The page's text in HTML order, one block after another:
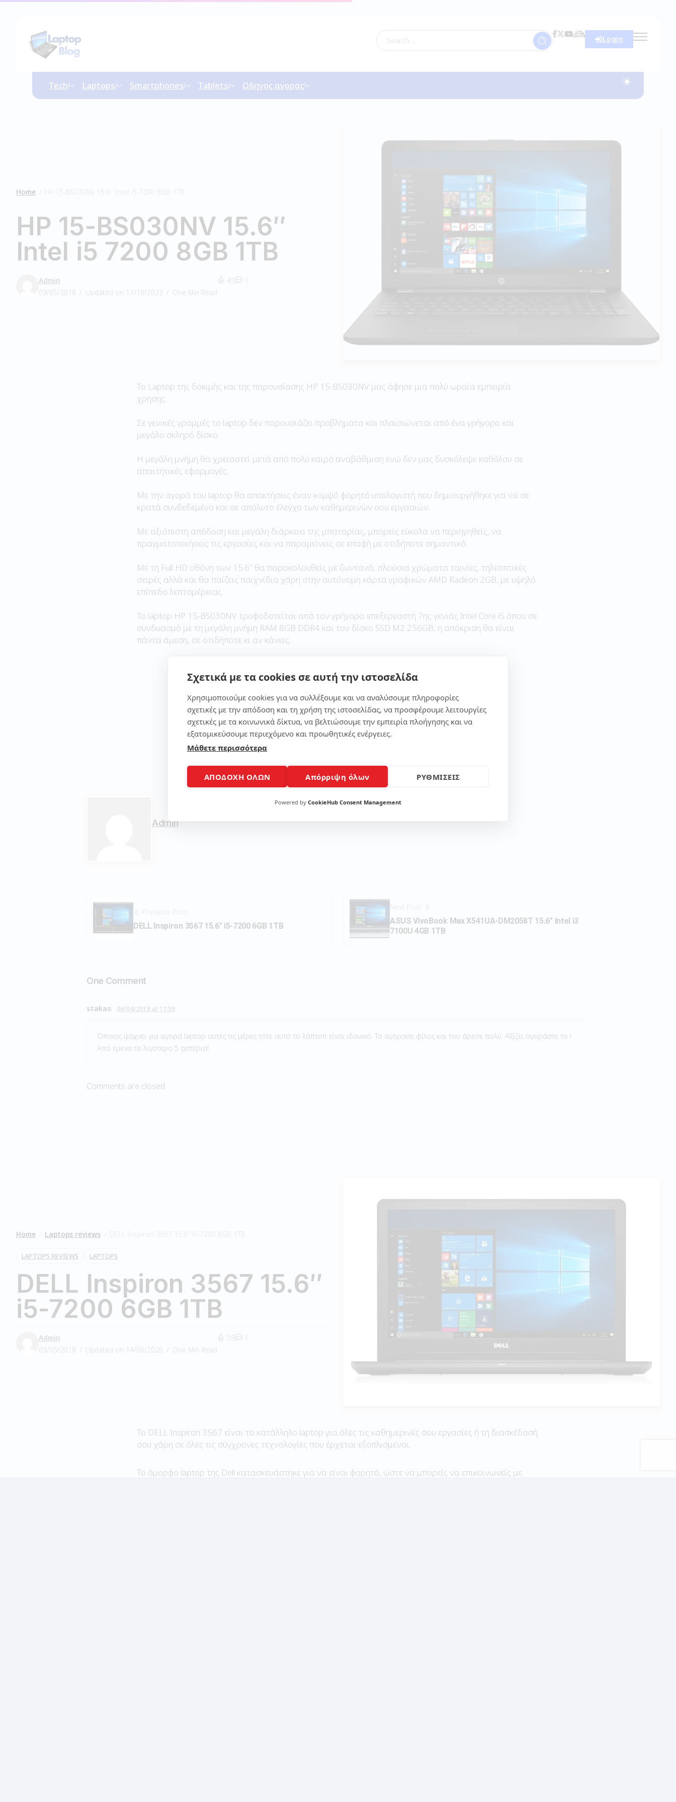
Login
Tech Laptops Smartphones Tablets Οδηγος αγορας
Home HP 15-BS030NV 15.6″ Intel i5 7200 8GB 1TB
HP 15-BS030NV 15.6″
Intel i5 7200 8GB 1TB
Admin
03/05/2018
Updated on 11/10/2023 One Min Read
45 1
Το Laptop της δοκιμής και της παρουσίασης HP 15-BS030NV μας άφησε μια πολύ ωραία εμπειρία
χρήσης.
Σε γενικές γραμμές το laptop δεν παρουσιάζει προβλήματα και πλαισιώνεται από ένα γρήγορο και
μεγάλο σκληρό δίσκο.
Η μεγάλη μνήμη θα χρειαστεί μετά από πολύ καιρό αναβάθμιση ενώ δεν μας δυσκόλεψε καθόλου σε
απαιτητικές εφαρμογές.
Με την αγορά του laptop θα αποκτήσεις έναν κομψό φορητό υπολογιστή που δημιουργήθηκε για να σε
κρατά συνδεδεμένο και σε απόλυτο έλεγχο των καθημερινών σου εργασιών.
Με αξιόπιστη απόδοση και μεγάλη διάρκεια της μπαταρίας, μπορείς εύκολα να περιηγηθείς, να
πραγματοποιήσεις τις εργασίες και να παραμείνεις σε επαφή με οτιδήποτε σημαντικό.
Με τη Full HD οθόνη των 15.6’’ θα παρακολουθείς με ζωντανά, πλούσια χρώματα ταινίες, τηλεοπτικές
σειρές αλλά και θα παίζεις παιχνίδια χάρη στην αυτόνομη κάρτα γραφικών AMD Radeon 2GB, με υψηλό
επίπεδο λεπτομέρειας.
Το laptop HP 15-BS030NV τροφοδοτείται από τον γρήγορα επεξεργαστή 7ης γενιάς Intel Core i5 όπου σε
συνδυασμό με τη μεγάλη μνήμη RAM 8GB DDR4 και τον δίσκο SSD M2 256GB, η απόκριση θα είναι
πάντα άμεση, σε οτιδήποτε κι αν κάνεις.
Μοίρασε το άρθρο
Admin
Previous Post
DELL Inspiron 3567 15.6″ i5-7200 6GB 1TB
Next Post
ASUS VivoBook Max X541UA-DM2058T 15.6″ Intel i3
7100U 4GB 1TB
One Comment
stakas 06/04/2019 at 17:59
Όποιος ψάχνει για αγορά laptop αυτές τις μέρες τότε αυτό το λάπτοπ είναι ιδανικό. Το αγόρασε φίλος και του άρεσε πολύ. Αξίζει αγοράστε το !
Από εμενα το λιγότερο 5 αστέρια!
Comments are closed.
Home Laptops reviews DELL Inspiron 3567 15.6″ i5-7200 6GB 1TB
LAPTOPS REVIEWS LAPTOPS
DELL Inspiron 3567 15.6″
i5-7200 6GB 1TB
Admin
03/05/2018
Updated on 14/06/2026 One Min Read
55 1
Το DELL Inspiron 3567 είναι το κατάλληλο laptop για όλες τις καθημερινές σου εργασίες ή τη διασκέδασή
σου χάρη σε όλες τις σύγχρονες τεχνολογίες που έρχεται εξοπλισμένοι.
Το όμορφο laptop της Dell κατασκευάστηκε για να είναι φορητό, ώστε να μπορείς να επικοινωνείς με
Σχετικά με τα cookies σε αυτή την ιστοσελίδα
Χρησιμοποιούμε cookies για να συλλέξουμε και να αναλύσουμε πληροφορίες
σχετικές με την απόδοση και τη χρήση της ιστοσελίδας, να προσφέρουμε λειτουργίες
σχετικές με τα κοινωνικά δίκτυα, να βελτιώσουμε την εμπειρία πλοήγησης και να
εξατομικεύσουμε περιεχόμενο και προωθητικές ενέργειες.
Μάθετε περισσότερα
ΑΠΟΔΟΧΗ ΟΛΩΝ Απόρριψη όλων ΡΥΘΜΙΣΕΙΣ
Powered by CookieHub Consent Management